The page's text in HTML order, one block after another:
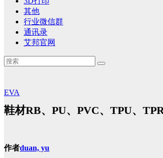
其他
行业微信群
通讯录
艾邦官网
EVA
鞋材RB、PU、PVC、TPU、
作者duan, yu